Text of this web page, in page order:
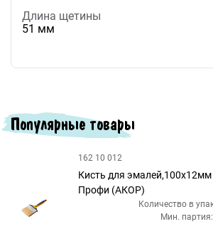
Длина щетины
51 мм
Популярные товары
162 10 012
Кисть для
Профи (АКОР)
Количество в
Мин. партия: